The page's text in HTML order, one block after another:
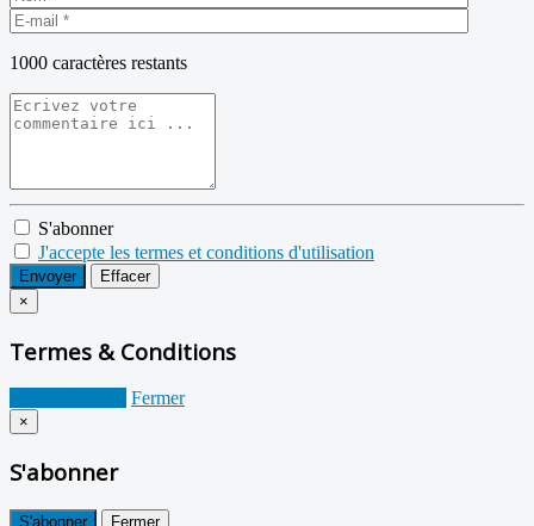
1000 caractères restants
S'abonner
J'accepte les termes et conditions d'utilisation
Envoyer
Effacer
×
Termes & Conditions
Fermer
×
S'abonner
S'abonner Fermer